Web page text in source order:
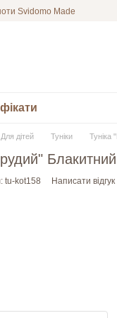
Svidomo Made
Для дітей Туніки Туніка
Блакитний
tu-kot158 Написати відгук